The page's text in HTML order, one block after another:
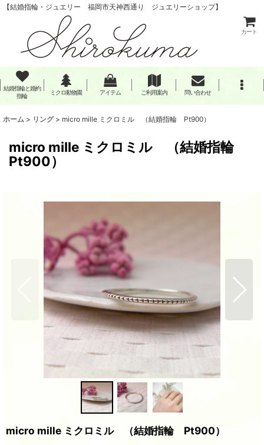
【結婚指輪・ジュエリー 福岡市天神西通り ジュエリーショップ】
カート
結婚指輪と婚約
指輪
ミクロ動物園 アイテム ご利用案内 問い合わせ
ホーム > リング > micro mille ミクロミル （結婚指輪 Pt900）
micro mille ミクロミル （結婚指輪
Pt900）
micro mille ミクロミル （結婚指輪 Pt900）